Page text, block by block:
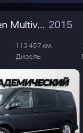
Volkswagen Multivan 2015
113 457 км.
Дизель